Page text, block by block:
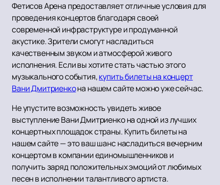
Фетисов Арена предоставляет отличные условия для
проведения концертов благодаря своей
современной инфраструктуре и продуманной
акустике. Зрители смогут насладиться
качественным звуком и атмосферой живого
исполнения. Если вы хотите стать частью этого
музыкального события,купить билеты на концерт
Вани Дмитриенкона нашем сайте можно уже сейчас.
Не упустите возможность увидеть живое
выступление Вани Дмитриенко на одной из лучших
концертных площадок страны. Купить билеты на
нашем сайте — это ваш шанс насладиться вечерним
концертом в компании единомышленников и
получить заряд положительных эмоций от любимых
песен в исполнении талантливого артиста.